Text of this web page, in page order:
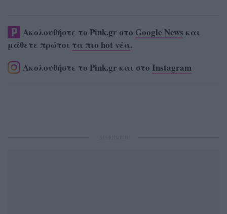
Ακολουθήστε το Pink.gr στο Google News και
μάθετε πρώτοι τα πιο hot νέα.
Ακολουθήστε το Pink.gr και στο Instagram